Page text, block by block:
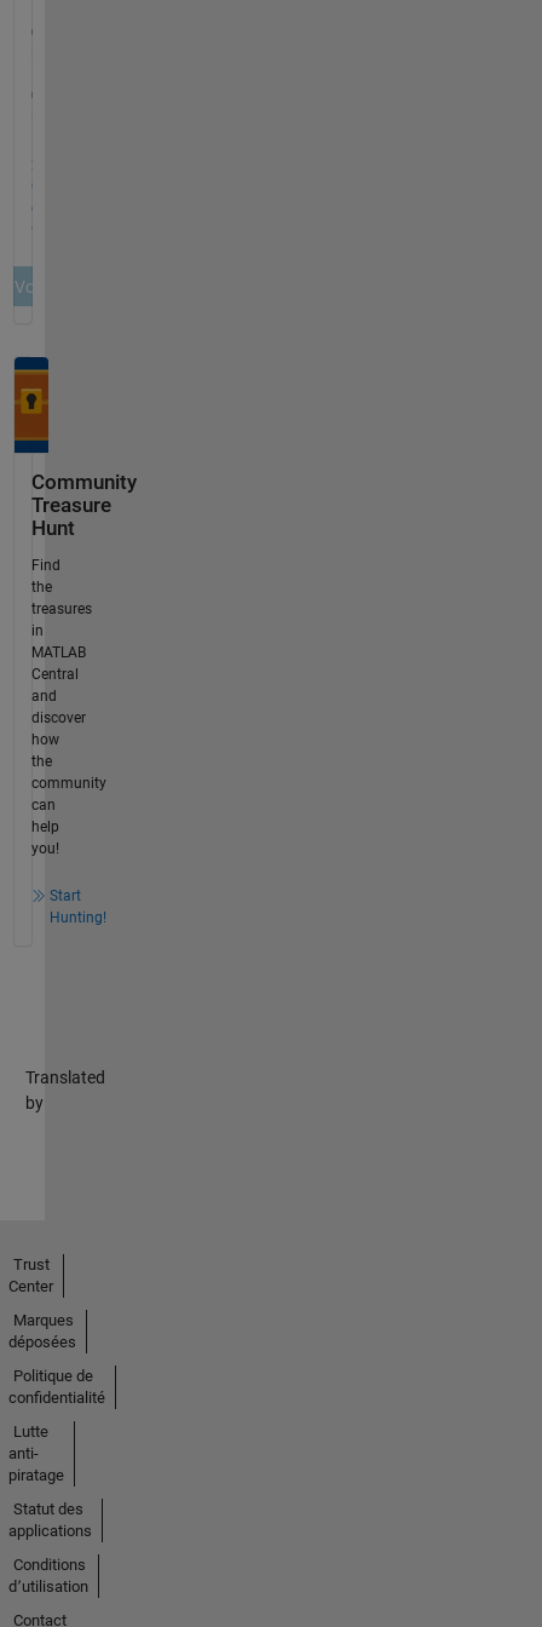
Community
Treasure
Hunt
Find
the
treasures
in
MATLAB
Central
and
discover
how
the
community
can
help
you!
Start
Hunting!
Translated
by
Trust
Center
Marques
déposées
Politique de
confidentialité
Lutte
anti-
piratage
Statut des
applications
Conditions
d՚utilisation
Contact